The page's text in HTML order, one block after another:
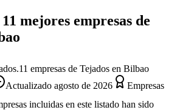
mejores empresas de
11 empresas de Tejados en Bilbao
Actualizado agosto de 2026
Empresas
incluidas en este listado han sido